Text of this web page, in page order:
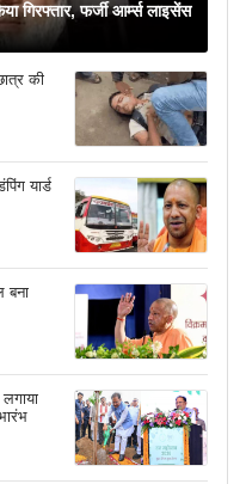
गिरफ्तार, फर्जी आर्म्स लाइसेंस
की
यार्ड
बना